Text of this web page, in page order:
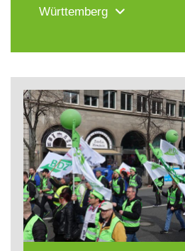
Württemberg